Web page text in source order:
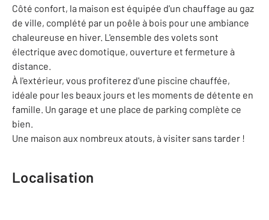
Côté confort, la maison est équipée d'un chauffage au gaz
de ville, complété par un poêle à bois pour une ambiance
chaleureuse en hiver. L'ensemble des volets sont
électrique avec domotique, ouverture et fermeture à
distance.
À l'extérieur, vous profiterez d'une piscine chauffée,
idéale pour les beaux jours et les moments de détente en
famille. Un garage et une place de parking complète ce
bien.
Une maison aux nombreux atouts, à visiter sans tarder !
Localisation